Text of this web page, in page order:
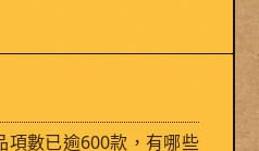
項數已逾600款，有哪些